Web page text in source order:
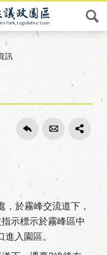
訊
，於霧峰交流道下，
示標示於霧峰區中
進入園區。